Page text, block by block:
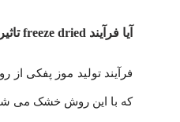
آیا فرآیند freeze dried تاثیر بدی روی موز دارد؟
فرآیند تولید موز پفکی از
که با این روش خشک می